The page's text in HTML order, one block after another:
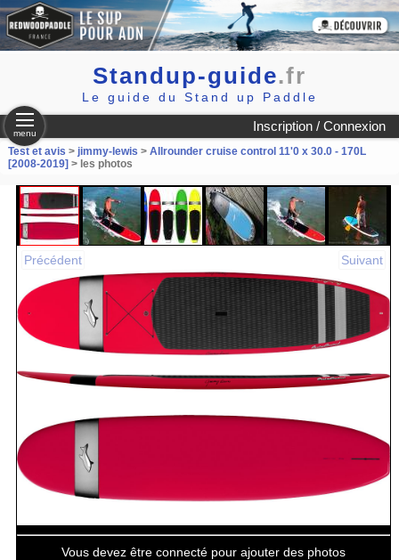
Standup-guide.fr
Le guide du Stand up Paddle
Inscription / Connexion
menu
Test et avis > jimmy-lewis > Allrounder cruise control 11'0 x 30.0 - 170L
[2008-2019] > les photos
Précédent Suivant
Vous devez être connecté pour ajouter des photos